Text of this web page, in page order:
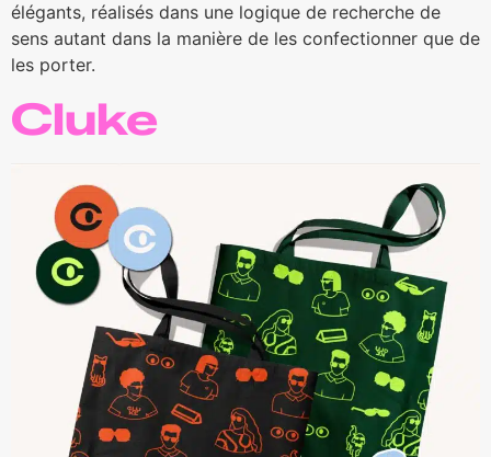
élégants, réalisés dans une logique de recherche de
sens autant dans la manière de les confectionner que de
les porter.
Cluke